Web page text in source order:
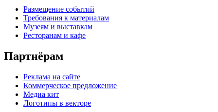
Размещение событий
Требования к материалам
Музеям и выставкам
Ресторанам и кафе
Партнёрам
Реклама на сайте
Коммерческое предложение
Медиа кит
Логотипы в векторе